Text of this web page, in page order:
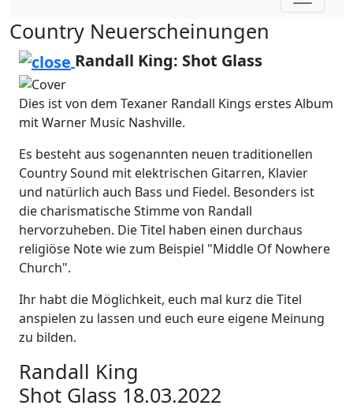
Country Neuerscheinungen
Randall King: Shot Glass
Dies ist von dem Texaner Randall Kings erstes Album
mit Warner Music Nashville.
Es besteht aus sogenannten neuen traditionellen
Country Sound mit elektrischen Gitarren, Klavier
und natürlich auch Bass und Fiedel. Besonders ist
die charismatische Stimme von Randall
hervorzuheben. Die Titel haben einen durchaus
religiöse Note wie zum Beispiel "Middle Of Nowhere
Church".
Ihr habt die Möglichkeit, euch mal kurz die Titel
anspielen zu lassen und euch eure eigene Meinung
zu bilden.
Randall King
Shot Glass 18.03.2022